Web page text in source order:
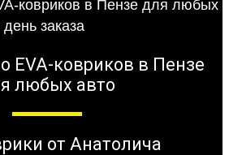
EVA-ковриков в Пензе
любых авто
от Анатолича